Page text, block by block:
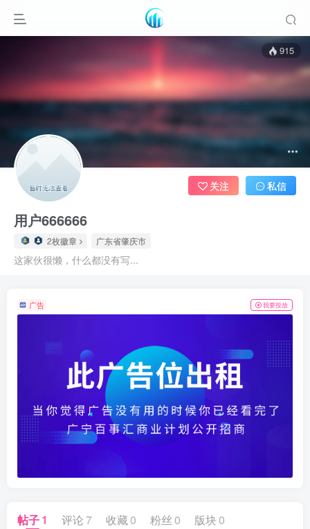
915
用户666666
2枚徽章 广东省肇庆市
这家伙很懒，什么都没有写...
关注 私信
广告 我要投放
帖子1 评论 7 收藏 0 粉丝 0 版块 0